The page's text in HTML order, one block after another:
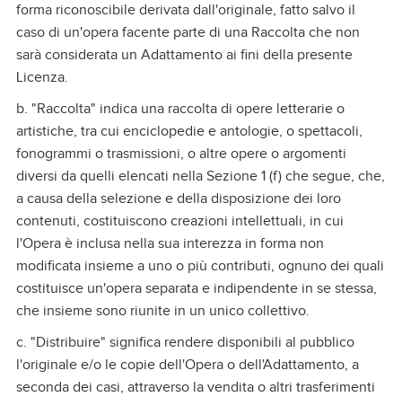
forma riconoscibile derivata dall'originale, fatto salvo il
caso di un'opera facente parte di una Raccolta che non
sarà considerata un Adattamento ai fini della presente
Licenza.
b. "Raccolta" indica una raccolta di opere letterarie o
artistiche, tra cui enciclopedie e antologie, o spettacoli,
fonogrammi o trasmissioni, o altre opere o argomenti
diversi da quelli elencati nella Sezione 1 (f) che segue, che,
a causa della selezione e della disposizione dei loro
contenuti, costituiscono creazioni intellettuali, in cui
l'Opera è inclusa nella sua interezza in forma non
modificata insieme a uno o più contributi, ognuno dei quali
costituisce un'opera separata e indipendente in se stessa,
che insieme sono riunite in un unico collettivo.
c. "Distribuire" significa rendere disponibili al pubblico
l'originale e/o le copie dell'Opera o dell'Adattamento, a
seconda dei casi, attraverso la vendita o altri trasferimenti